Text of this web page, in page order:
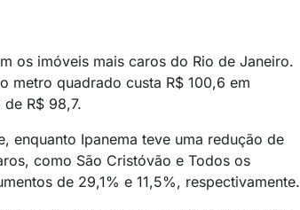
os imóveis mais caros do Rio de Janeiro.
metro quadrado custa R$ 100,6 em
R$ 98,7.
enquanto Ipanema teve uma redução de
como São Cristóvão e Todos os
de 29,1% e 11,5%, respectivamente.